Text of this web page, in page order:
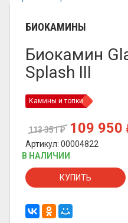
БИОКАМИНЫ
Биокамин
Splash III
Камины и топки
113 351₽ 109 950
Артикул: 00004822
В НАЛИЧИИ
КУПИТЬ